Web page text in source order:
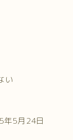
い
年5月24日